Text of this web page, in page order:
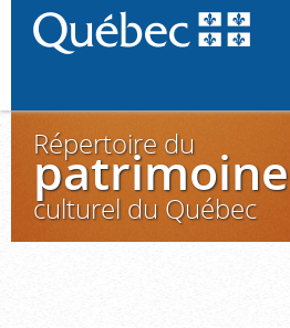
Répertoire du
patrimoine
culturel du Québec